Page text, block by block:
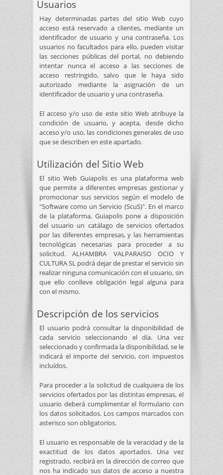
Usuarios
Hay determinadas partes del sitio Web cuyo
acceso está reservado a clientes, mediante un
identificador de usuario y una contraseña. Los
usuarios no facultados para ello, pueden visitar
las secciones públicas del portal, no debiendo
intentar nunca el acceso a las secciones de
acceso restringido, salvo que le haya sido
autorizado mediante la asignación de un
identificador de usuario y una contraseña.
El acceso y/o uso de este sitio Web atribuye la
condición de usuario, y acepta, desde dicho
acceso y/o uso, las condiciones generales de uso
que se describen en este apartado.
Utilización del Sitio Web
El sitio Web Guiapolis es una plataforma web
que permite a diferentes empresas gestionar y
promocionar sus servicios según el modelo de
"Software como un Servicio (ScuS)". En el marco
de la plataforma, Guiapolis pone a disposición
del usuario un catálago de servicios ofertados
por las diferentes empresas, y las herramientas
tecnológicas necesarias para proceder a su
solicitud. ALHAMBRA VALPARAISO OCIO Y
CULTURA SL podrá dejar de prestar el servicio sin
realizar ninguna comunicación con el usuario, sin
que ello conlleve obligación legal alguna para
con el mismo.
Descripción de los servicios
El usuario podrá consultar la disponibilidad de
cada servicio seleccionando el día. Una vez
seleccionado y confirmada la disponibilidad, se le
indicará el importe del servicio, con impuestos
incluídos.
Para proceder a la solicitud de cualquiera de los
servicios ofertados por las distintas empresas, el
usuario deberá cumplimentar el formulario con
los datos solicitados. Los campos marcados con
asterisco son obligatorios.
El usuario es responsable de la veracidad y de la
exactitud de los datos aportados. Una vez
registrado, recibirá en la dirección de correo que
nos ha indicado sus datos de acceso a nuestra